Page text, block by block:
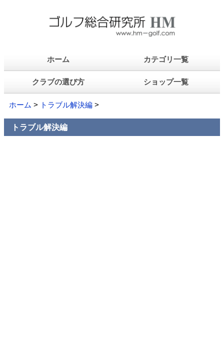
ホーム カテゴリ一覧
クラブの選び方 ショップ一覧
ホーム > トラブル解決編 >
トラブル解決編